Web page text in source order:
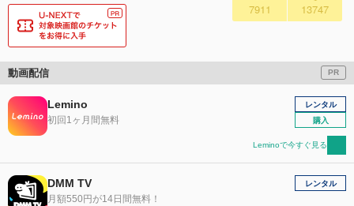
7911 13747
動画配信 PR
Lemino
初回1ヶ月間無料
レンタル
購入
Leminoで今すぐ見る
DMM TV
月額550円が14日間無料！
レンタル